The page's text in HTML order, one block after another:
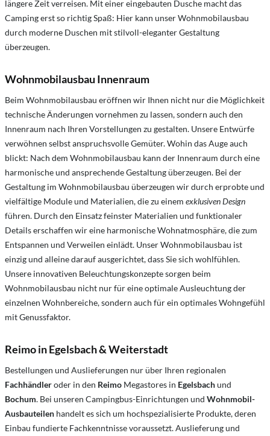
längere Zeit verreisen. Mit einer eingebauten Dusche macht das
Camping erst so richtig Spaß: Hier kann unser Wohnmobilausbau
durch moderne Duschen mit stilvoll-eleganter Gestaltung
überzeugen.
Wohnmobilausbau Innenraum
Beim Wohnmobilausbau eröffnen wir Ihnen nicht nur die Möglichkeit
technische Änderungen vornehmen zu lassen, sondern auch den
Innenraum nach Ihren Vorstellungen zu gestalten. Unsere Entwürfe
verwöhnen selbst anspruchsvolle Gemüter. Wohin das Auge auch
blickt: Nach dem Wohnmobilausbau kann der Innenraum durch eine
harmonische und ansprechende Gestaltung überzeugen. Bei der
Gestaltung im Wohnmobilausbau überzeugen wir durch erprobte und
vielfältige Module und Materialien, die zu einem exklusiven Design
führen. Durch den Einsatz feinster Materialien und funktionaler
Details erschaffen wir eine harmonische Wohnatmosphäre, die zum
Entspannen und Verweilen einlädt. Unser Wohnmobilausbau ist
einzig und alleine darauf ausgerichtet, dass Sie sich wohlfühlen.
Unsere innovativen Beleuchtungskonzepte sorgen beim
Wohnmobilausbau nicht nur für eine optimale Ausleuchtung der
einzelnen Wohnbereiche, sondern auch für ein optimales Wohngefühl
mit Genussfaktor.
Reimo in Egelsbach & Weiterstadt
Bestellungen und Auslieferungen nur über Ihren regionalen
Fachhändleroder in den Reimo Megastores in Egelsbachund
Bochum. Bei unseren Campingbus-Einrichtungen und Wohnmobil-
Ausbauteilen handelt es sich um hochspezialisierte Produkte, deren
Einbau fundierte Fachkenntnisse voraussetzt. Auslieferung und